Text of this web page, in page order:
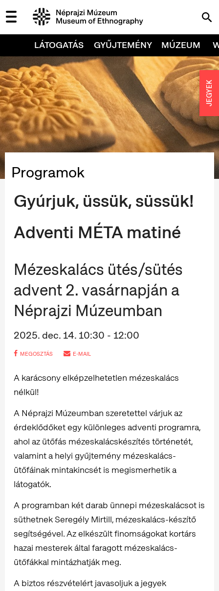
LÁTOGATÁS GYŰJTEMÉNY MÚZEUM
Programok
Gyúrjuk, üssük, süssük!
Adventi MÉTA matiné
Mézeskalács ütés/sütés
advent 2. vasárnapján a
Néprajzi Múzeumban
2025. dec. 14. 10:30 - 12:00
MEGOSZTÁS E-MAIL
A karácsony elképzelhetetlen mézeskalács
nélkül!
A Néprajzi Múzeumban szeretettel várjuk az
érdeklődőket egy különleges adventi programra,
ahol az ütőfás mézeskalácskészítés történetét,
valamint a helyi gyűjtemény mézeskalács-
ütőfáinak mintakincsét is megismerhetik a
látogatók.
A programban két darab ünnepi mézeskalácsot is
süthetnek Seregély Mirtill, mézeskalács-készítő
segítségével. Az elkészült finomságokat kortárs
hazai mesterek által faragott mézeskalács-
ütőfákkal mintázhatják meg.
A biztos részvételért javasoljuk a jegyek
JEGYEK